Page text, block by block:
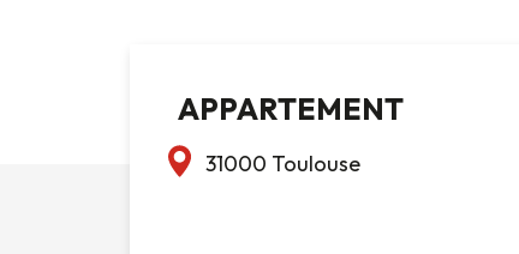
APPARTEMENT
31000 Toulouse